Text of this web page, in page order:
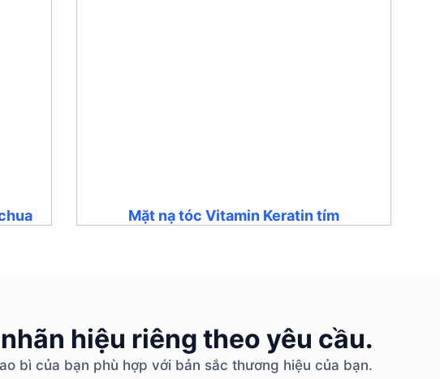
Mặt nạ tóc Vitamin Keratin tím
hiệu riêng theo yêu cầu.
bì của bạn phù hợp với bản sắc thương hiệu của bạn.